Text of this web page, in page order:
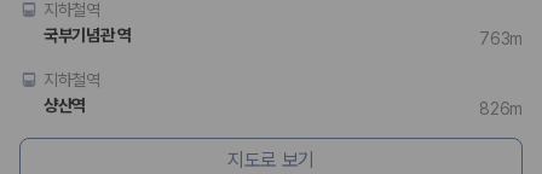
지하철역
국부기념관 역
763m
지하철역
샹산역
826m
지도로 보기